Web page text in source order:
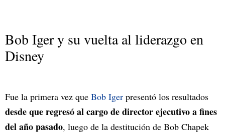
Bob Iger y su vuelta al liderazgo en
Disney
Fue la primera vez que Bob Iger presentó los resultados
desde que regresó al cargo de director ejecutivo a fines
del año pasado, luego de la destitución de Bob Chapek